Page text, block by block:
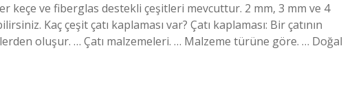
keçe ve fiberglas destekli çeşitleri mevcuttur. 2 mm, 3 mm ve 4
Kaç çeşit çatı kaplaması var? Çatı kaplaması: Bir çatının
oluşur. … Çatı malzemeleri. … Malzeme türüne göre. … Doğal